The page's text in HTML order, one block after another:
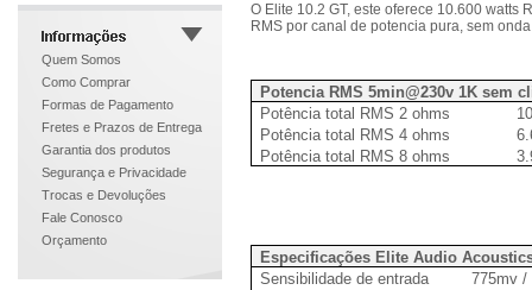
Quem Somos
Como Comprar
Formas de Pagamento
Fretes e Prazos de Entrega
Garantia dos produtos
Segurança e Privacidade
Trocas e Devoluções
Fale Conosco
Orçamento
O Elite 10.2 GT, este oferece 10.600 watts
RMS por canal de potencia pura, sem
Potencia RMS 5min@230v 1K sem
Potência total RMS 2 ohms
Potência total RMS 4 ohms
Potência total RMS 8 ohms
Especificações Elite Audio
Sensibilidade de entrada
775mv /